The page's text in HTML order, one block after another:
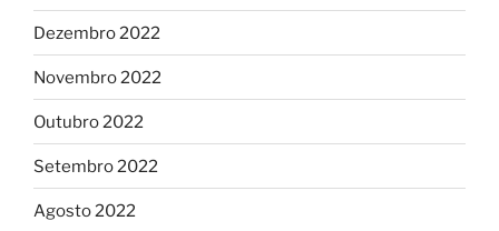
Dezembro 2022
Novembro 2022
Outubro 2022
Setembro 2022
Agosto 2022